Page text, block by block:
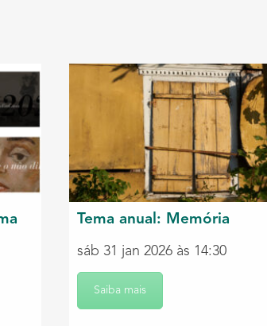
Tema anual: Memória
sáb 31 jan 2026 às 14:30
Saiba mais